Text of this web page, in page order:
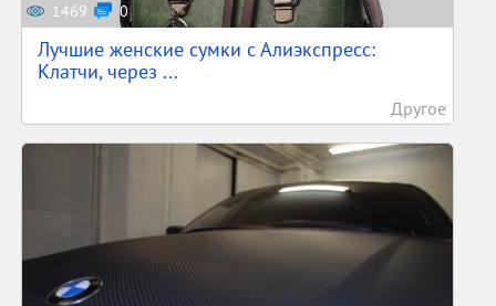
1469 0
Лучшие женские сумки с Алиэкспресс:
Клатчи, через ...
Другое